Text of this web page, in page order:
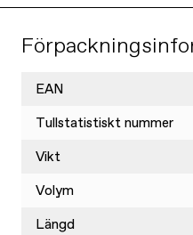
EAN
Tullstatistiskt nummer
Vikt
Volym
Längd